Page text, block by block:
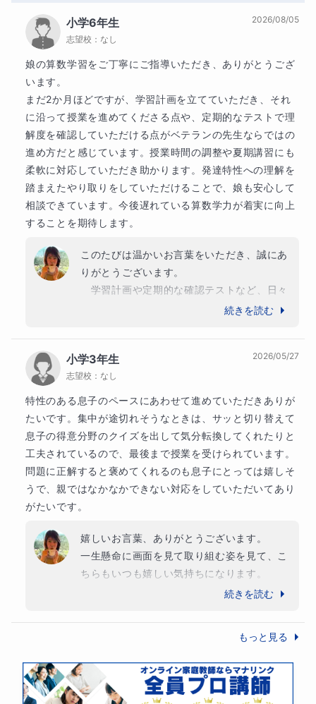
🌼学習内容について🌼
学習内容は、お子さんの状況や理解度に合わせて柔軟に調
整します。
・学校の授業のフォロー
・これまでの学習の復習
・計算の基礎練習
など、お子さんの状態に合わせて無理のない形で進めてい
最初から難しい内容に取り組むのではなく、
安心して取り組める内容から少しずつ進めていきます。
🌼このコースで育てる力🌼
算数の学習を通して、次の力を育てていきます。
１．計算の基礎力
２．問題を整理して考える力
学校の授業の補習だけでなく、これからの学習の土台とな
小学6年生
志望校： なし
2026/08/05
娘の算数学習をご丁寧にご指導いただき、ありがとうござ
います。
まだ2か月ほどですが、学習計画を立てていただき、それ
に沿って授業を進めてくださる点や、定期的なテストで理
解度を確認していただける点がベテランの先生ならではの
進め方だと感じています。授業時間の調整や夏期講習にも
柔軟に対応していただき助かります。発達特性への理解を
踏まえたやり取りをしていただけることで、娘も安心して
相談できています。今後遅れている算数学力が着実に向上
することを期待します。
このたびは温かいお言葉をいただき、誠にあ
りがとうございます。
学習計画や定期的な確認テストなど、日々
の取り組みをそのように感じていただけたこ
相談しながら学習を進められていると伺い、
とても嬉しく思います。
これからも理解度を丁寧に確認しながら、
一歩ずつ「できた！」を増やし、自信につな
がる授業を心がけてまいります。
算数の力を着実に伸ばしていけるよう、引
き続き精一杯サポートさせていただきます。
今後ともよろしくお願いいたします。
続きを読む
小学3年生
志望校： なし
2026/05/27
特性のある息子のペースにあわせて進めていただきありが
たいです。集中が途切れそうなときは、サッと切り替えて
息子の得意分野のクイズを出して気分転換してくれたりと
工夫されているので、最後まで授業を受けられています。
問題に正解すると褒めてくれるのも息子にとっては嬉しそ
うで、親ではなかなかできない対応をしていただいてあり
がたいです。
嬉しいお言葉、ありがとうございます。
一生懸命に画面を見て取り組む姿を見て、こ
ちらもいつも嬉しい気持ちになります。
今後とも、ペースに合わせた授業を心がけて
どうぞよろしくお願いいたします。
続きを読む
もっと見る